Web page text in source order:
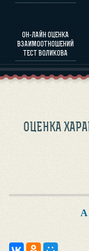
ОН-ЛАЙН ОЦЕНКА
ВЗАИМООТНОШЕНИЙ
ТЕСТ ВОЛИКОВА
ОЦЕНКА
ОЦЕНКА
А